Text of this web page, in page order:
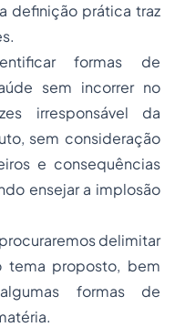
definição prática traz
formas de
sem incorrer no
irresponsável da
sem consideração
e consequências
ensejar a implosão
delimitar
tema proposto, bem
formas de